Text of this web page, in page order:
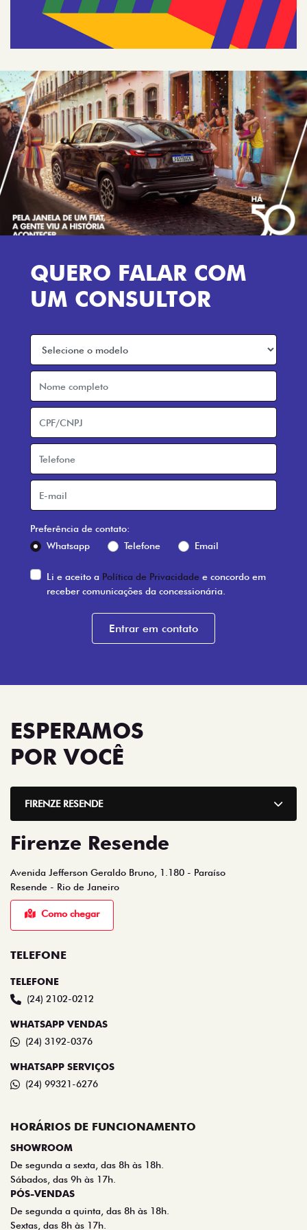
QUERO FALAR COM
UM CONSULTOR
Preferência de contato:
Whatsapp
Telefone Email
Li e aceito a Política de Privacidade e concordo em
receber comunicações da concessionária.
Entrar em contato
ESPERAMOS
POR VOCÊ
FIRENZE RESENDE
Firenze Resende
Avenida Jefferson Geraldo Bruno, 1.180 - Paraíso
Resende - Rio de Janeiro
Como chegar
TELEFONE
TELEFONE
(24) 2102-0212
WHATSAPP VENDAS
(24) 3192-0376
WHATSAPP SERVIÇOS
(24) 99321-6276
HORÁRIOS DE FUNCIONAMENTO
SHOWROOM
De segunda a sexta, das 8h às 18h.
Sábados, das 9h às 17h.
PÓS-VENDAS
De segunda a quinta, das 8h às 18h.
Sextas, das 8h às 17h.